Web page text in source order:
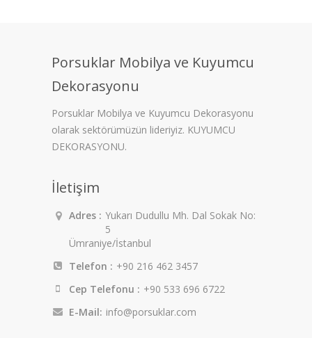
Porsuklar Mobilya ve Kuyumcu
Dekorasyonu
Porsuklar Mobilya ve Kuyumcu Dekorasyonu
olarak sektörümüzün lideriyiz. KUYUMCU
DEKORASYONU.
İletişim
Adres : Yukarı Dudullu Mh. Dal Sokak No:
5
Ümraniye/İstanbul
Telefon : +90 216 462 3457
Cep Telefonu : +90 533 696 6722
E-Mail: info@porsuklar.com